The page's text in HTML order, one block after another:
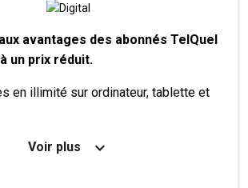
avantages des abonnés TelQuel
un prix réduit.
en illimité sur ordinateur, tablette et
TelQuel en numérique avant la sortie
Voir plus